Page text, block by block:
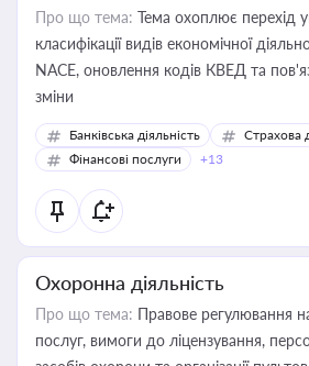
Про що тема: Тема охоплює перехід
класифікації видів економічної
NACE, оновлення кодів КВЕД та
зміни
Банківська діяльність
Страхова
Фінансові послуги
+13
Охоронна діяльність
Про що тема: Правове регулювання
послуг, вимоги до ліцензування,